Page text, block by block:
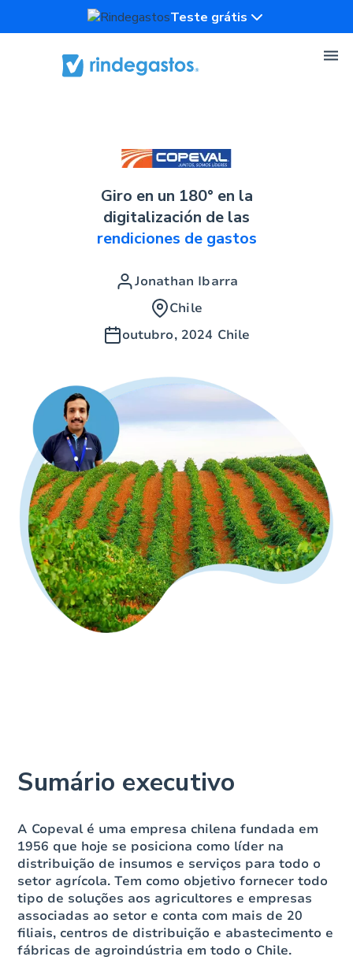
Teste grátis
Giro en un 180° en la
digitalización de las
rendiciones de gastos
Jonathan Ibarra
Chile
outubro, 2024 Chile
Sumário executivo
A Copeval é uma empresa chilena fundada em
1956 que hoje se posiciona como líder na
distribuição de insumos e serviços para todo o
setor agrícola. Tem como objetivo fornecer todo
tipo de soluções aos agricultores e empresas
associadas ao setor e conta com mais de 20
filiais, centros de distribuição e abastecimento e
fábricas de agroindústria em todo o Chile.